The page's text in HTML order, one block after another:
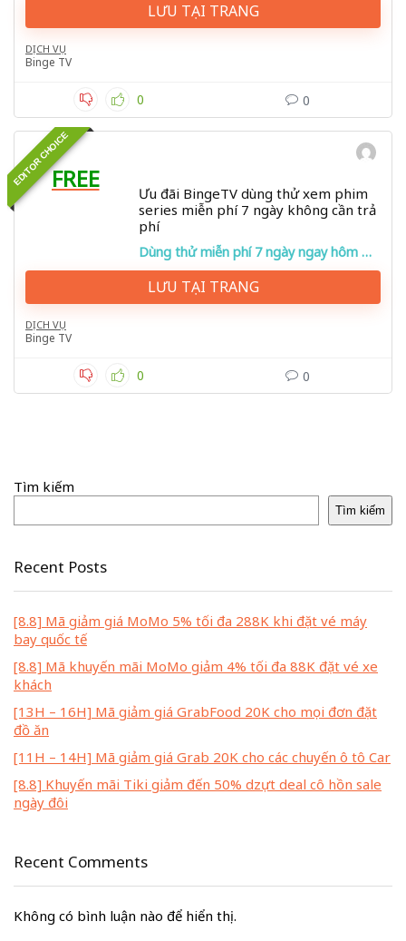
LƯU TẠI TRANG
DỊCH VỤ
Binge TV
0 0
EDITOR CHOICEFREE
Ưu đãi BingeTV dùng thử xem phim
series miễn phí 7 ngày không cần trả
phí
Dùng thử miễn phí 7 ngày ngay hôm nay!
LƯU TẠI TRANG
DỊCH VỤ
Binge TV
0 0
Tìm kiếm
Tìm kiếm
Recent Posts
[8.8] Mã giảm giá MoMo 5% tối đa 288K khi đặt vé máy
bay quốc tế
[8.8] Mã khuyến mãi MoMo giảm 4% tối đa 88K đặt vé xe
khách
[13H – 16H] Mã giảm giá GrabFood 20K cho mọi đơn đặt
đồ ăn
[11H – 14H] Mã giảm giá Grab 20K cho các chuyến ô tô Car
[8.8] Khuyến mãi Tiki giảm đến 50% dzựt deal cô hồn sale
ngày đôi
Recent Comments
Không có bình luận nào để hiển thị.